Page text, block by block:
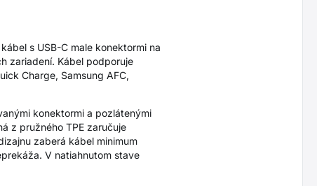
s USB-C male konektormi na
zariadení. Kábel podporuje
Charge, Samsung AFC,
konektormi a pozlátenými
z pružného TPE zaručuje
zaberá kábel minimum
V natiahnutom stave